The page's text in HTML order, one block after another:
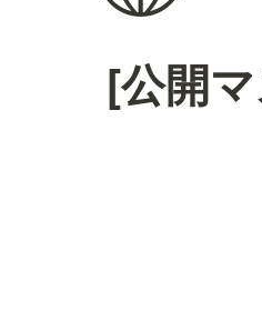
[公開